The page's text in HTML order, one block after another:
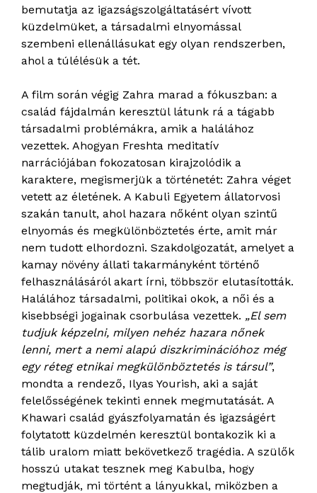
bemutatja az igazságszolgáltatásért vívott
küzdelmüket, a társadalmi elnyomással
szembeni ellenállásukat egy olyan rendszerben,
ahol a túlélésük a tét.
A film során végig Zahra marad a fókuszban: a
család fájdalmán keresztül látunk rá a tágabb
társadalmi problémákra, amik a halálához
vezettek. Ahogyan Freshta meditatív
narrációjában fokozatosan kirajzolódik a
karaktere, megismerjük a történetét: Zahra véget
vetett az életének. A Kabuli Egyetem állatorvosi
szakán tanult, ahol hazara nőként olyan szintű
elnyomás és megkülönböztetés érte, amit már
nem tudott elhordozni. Szakdolgozatát, amelyet a
kamay növény állati takarmányként történő
felhasználásáról akart írni, többször elutasították.
Halálához társadalmi, politikai okok, a női és a
kisebbségi jogainak csorbulása vezettek. „El sem
tudjuk képzelni, milyen nehéz hazara nőnek
lenni, mert a nemi alapú diszkriminációhoz még
egy réteg etnikai megkülönböztetés is társul”,
mondta a rendező, Ilyas Yourish, aki a saját
felelősségének tekinti ennek megmutatását. A
Khawari család gyászfolyamatán és igazságért
folytatott küzdelmén keresztül bontakozik ki a
tálib uralom miatt bekövetkező tragédia. A szülők
hosszú utakat tesznek meg Kabulba, hogy
megtudják, mi történt a lányukkal, miközben a